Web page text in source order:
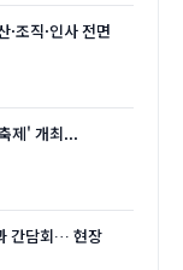
조직·인사 전면
제' 개최...
간담회… 현장